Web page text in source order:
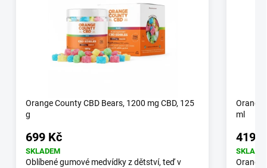
Orange County CBD Bears, 1200 mg CBD, 125
g
699 Kč
SKLADEM
Oblíbené gumové medvídky z dětství, teď v
Orange
ml
419
Orange